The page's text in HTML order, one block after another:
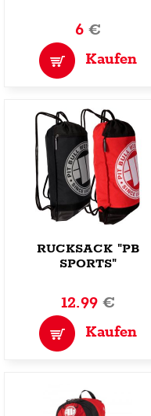
6€
Kaufen
RUCKSACK "PB
SPORTS"
12.99€
Kaufen